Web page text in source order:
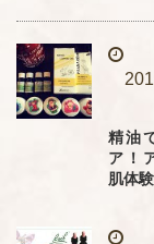
精油
ア！
肌体験